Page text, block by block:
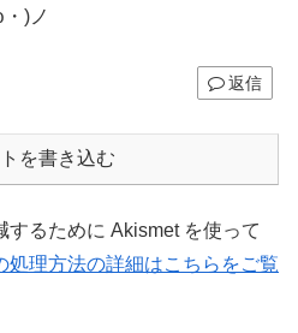
)ノ
返信
を書き込む
するために Akismet を使って
処理方法の詳細はこちらをご覧